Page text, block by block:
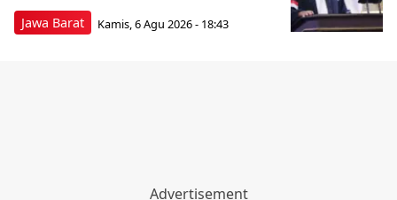
Jawa Barat Kamis, 6 Agu 2026 - 18:43